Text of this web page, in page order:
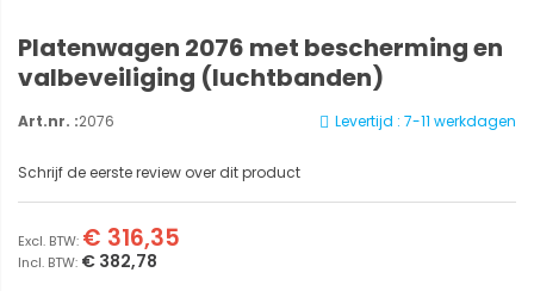
Platenwagen 2076 met bescherming en
valbeveiliging (luchtbanden)
Levertijd : 7-11 werkdagen
Art.nr. :2076
Schrijf de eerste review over dit product
€ 382,78
€ 316,35